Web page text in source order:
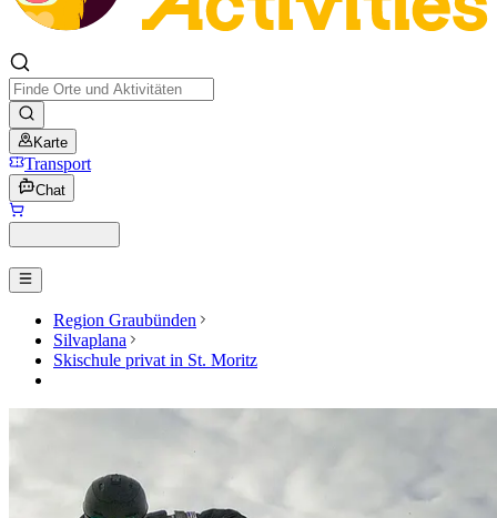
Karte
Transport
Chat
Region Graubünden
Silvaplana
Skischule privat in St. Moritz